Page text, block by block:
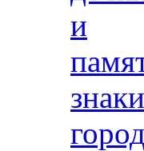
и
знаки